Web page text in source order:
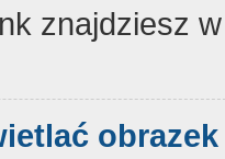
znajdziesz